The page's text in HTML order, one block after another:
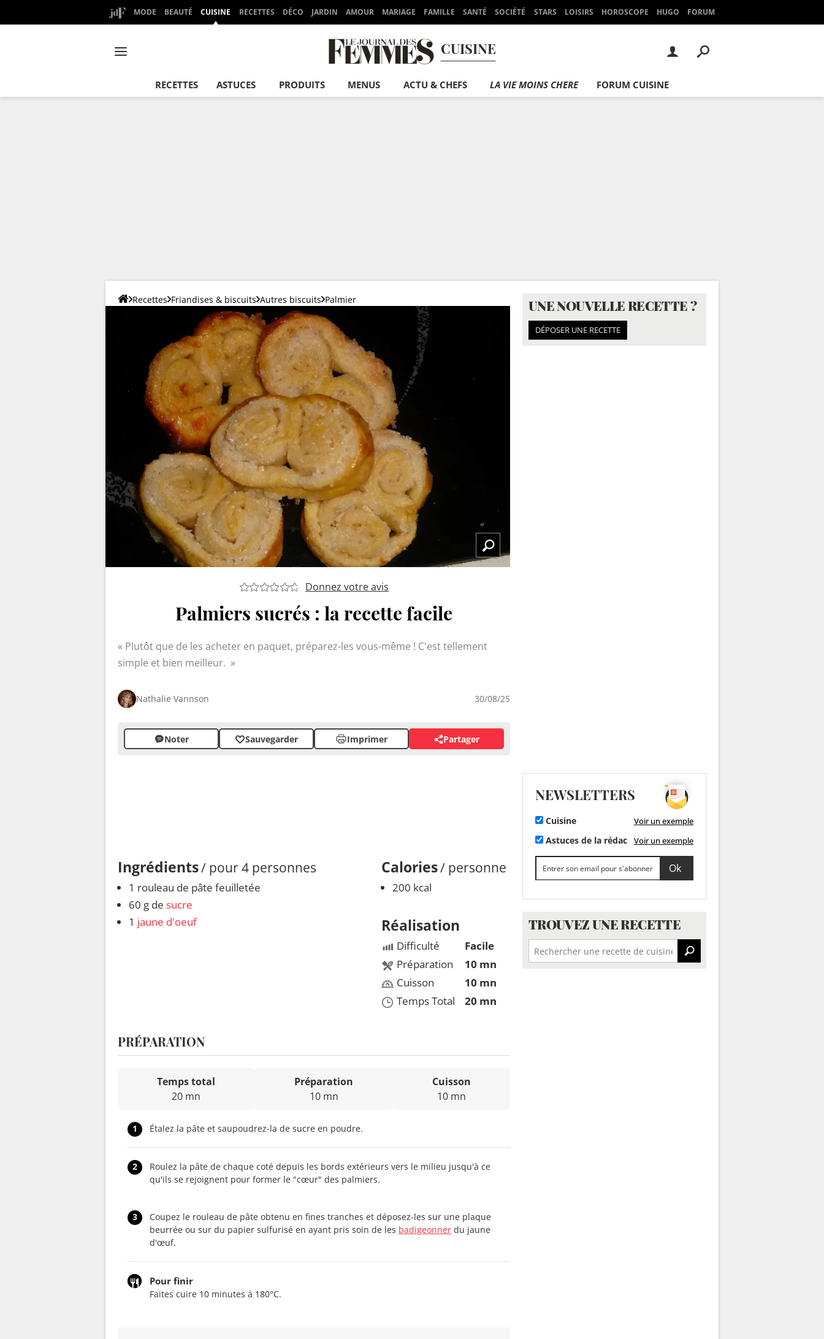
MODE BEAUTÉ CUISINE RECETTES DÉCO JARDIN AMOUR MARIAGE FAMILLE SANTÉ SOCIÉTÉ STARS LOISIRS HOROSCOPE HUGO FORUM
CUISINE
RECETTES ASTUCES PRODUITS MENUS ACTU & CHEFS LA VIE MOINS CHERE FORUM CUISINE
Recettes Friandises & biscuits Autres biscuits Palmier
Donnez votre avis
Palmiers sucrés : la recette facile
Plutôt que de les acheter en paquet, préparez-les vous-même ! C'est tellement
simple et bien meilleur.
Nathalie Vannson 30/08/25
Noter Sauvegarder Imprimer Partager
Ingrédients/ pour 4 personnes
1 rouleau de pâte feuilletée
60 g de sucre
1 jaune d'oeuf
Calories/ personne
200 kcal
Réalisation
Difficulté
Préparation
Cuisson
Temps Total
Facile
10 mn
10 mn
20 mn
PRÉPARATION
Temps total
20 mn
Préparation
10 mn
Cuisson
10 mn
1 Étalez la pâte et saupoudrez-la de sucre en poudre.
2
Roulez la pâte de chaque coté depuis les bords extérieurs vers le milieu jusqu'à ce
qu'ils se rejoignent pour former le "cœur" des palmiers.
3
Coupez le rouleau de pâte obtenu en fines tranches et déposez-les sur une plaque
beurrée ou sur du papier sulfurisé en ayant pris soin de les badigeonner du jaune
d'œuf.
Pour finir
Faites cuire 10 minutes à 180°C.
UNE NOUVELLE RECETTE ?
DÉPOSER UNE RECETTE
NEWSLETTERS
Cuisine Voir un exemple
Astuces de la rédac Voir un exemple
TROUVEZ UNE RECETTE